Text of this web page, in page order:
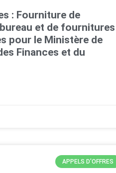
: Fourniture de
et de fournitures
pour le Ministère de
Finances et du
APPELS D'OFFRES